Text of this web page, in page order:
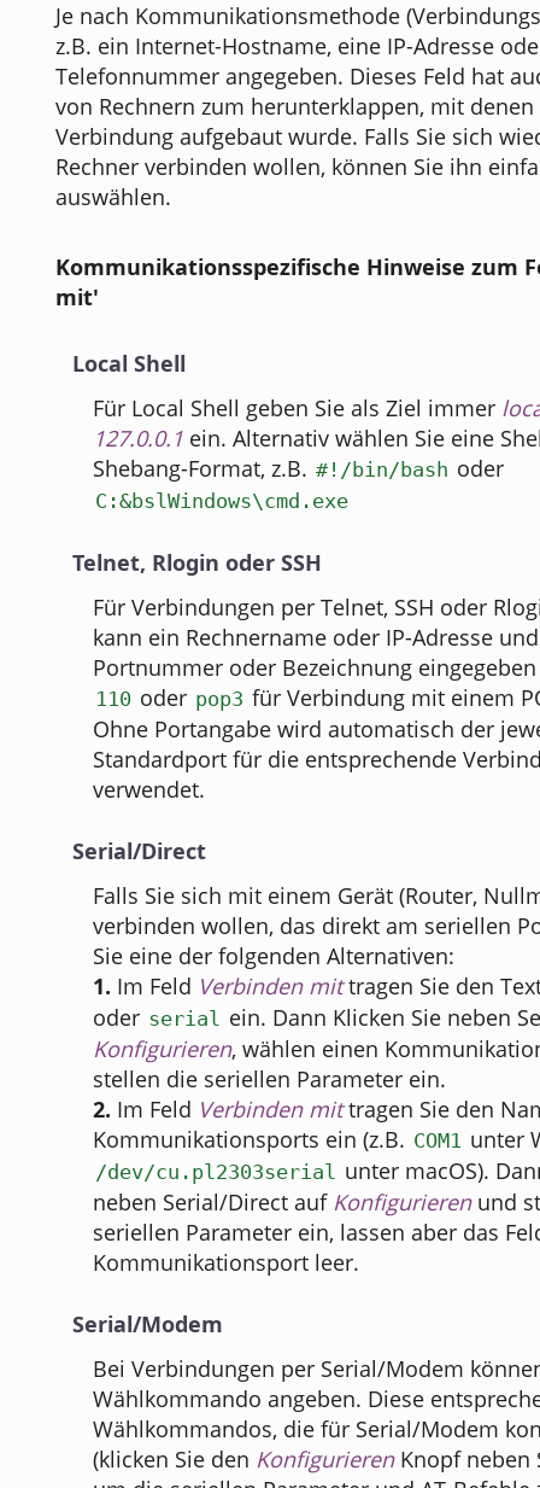
Je nach Kommunikationsmethode
z.B. ein Internet-Hostname, eine IP-Adresse
Telefonnummer angegeben. Dieses Feld hat
von Rechnern zum herunterklappen, mit
Verbindung aufgebaut wurde. Falls Sie sich
Rechner verbinden wollen, können Sie ihn
auswählen.
Kommunikationsspezifische Hinweise zum
mit'
Local Shell
Für Local Shell geben Sie als Ziel immer
127.0.0.1 ein. Alternativ wählen Sie eine
Shebang-Format, z.B. #!/bin/bash oder
C:&bslWindows\cmd.exe
Telnet, Rlogin oder SSH
Für Verbindungen per Telnet, SSH oder
kann ein Rechnername oder IP-Adresse
Portnummer oder Bezeichnung
110 oder pop3 für Verbindung mit einem
Ohne Portangabe wird automatisch der
Standardport für die entsprechende
verwendet.
Serial/Direct
Falls Sie sich mit einem Gerät (Router,
verbinden wollen, das direkt am seriellen
Sie eine der folgenden Alternativen:
1. Im Feld Verbinden mittragen Sie den
oder serial ein. Dann Klicken Sie neben
Konfigurieren, wählen einen
stellen die seriellen Parameter ein.
2. Im Feld Verbinden mittragen Sie den
Kommunikationsports ein (z.B. COM1 unter
/dev/cu.pl2303serial unter macOS).
neben Serial/Direct auf Konfigurierenund
seriellen Parameter ein, lassen aber das
Kommunikationsport leer.
Serial/Modem
Bei Verbindungen per Serial/Modem
Wählkommando angeben. Diese
Wählkommandos, die für Serial/Modem
(klicken Sie den KonfigurierenKnopf neben